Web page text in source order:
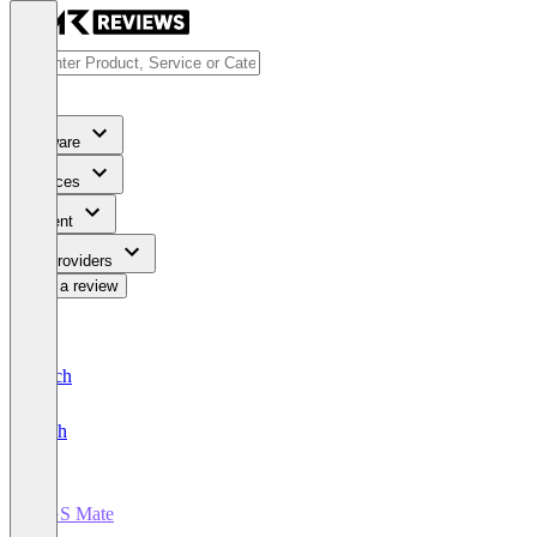
Software
Services
Content
For Providers
Write a review
Deutsch
English
DGS Mate